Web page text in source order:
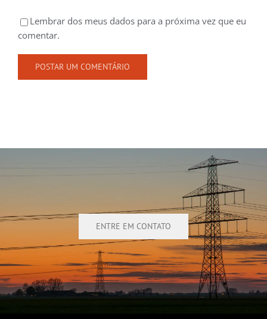
Lembrar dos meus dados para a próxima vez que eu
comentar.
ENTRE EM CONTATO